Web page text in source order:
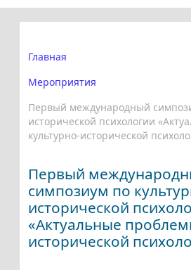
Главная
Мероприятия
Первый международный
исторической психологии
культурно-исторической
Первый
симпозиум по
исторической
«Актуальные
исторической